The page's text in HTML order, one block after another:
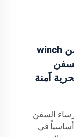
كيف تضمن winch
آمنة
السفن
في